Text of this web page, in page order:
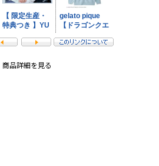
商品詳細を見る